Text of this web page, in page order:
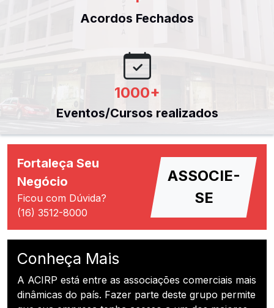
Acordos Fechados
1000+
Eventos/Cursos realizados
Fortaleça Seu
Negócio
Ficou com Dúvida?
(16) 3512-8000
ASSOCIE-
SE
Conheça Mais
A ACIRP está entre as associações comerciais mais
dinâmicas do país. Fazer parte deste grupo permite